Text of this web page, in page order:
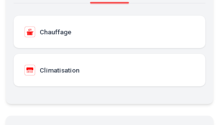
Chauffage
Climatisation